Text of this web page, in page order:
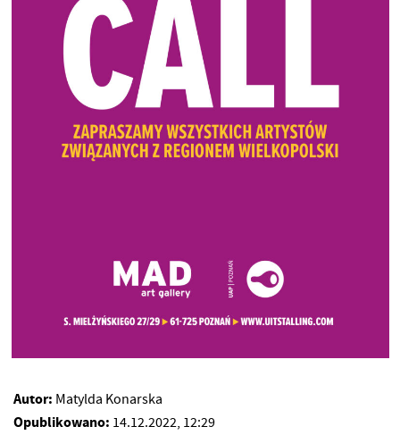
Autor: Matylda Konarska
Opublikowano: 14.12.2022, 12:29